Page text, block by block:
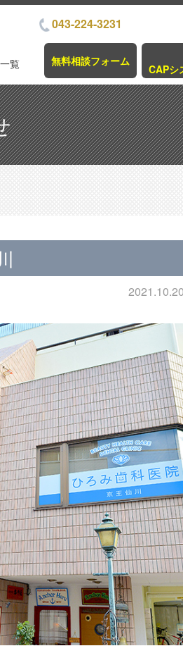
覧
043-224-3231
無料相談フォーム
CAPシ
2021.10.20